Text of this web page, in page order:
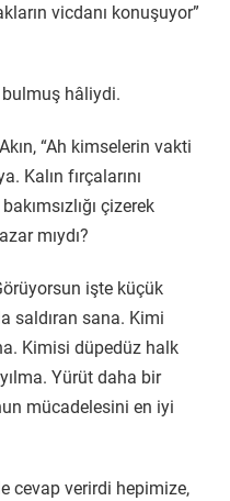
vicdanı konuşuyor”
hâliydi.
“Ah kimselerin vakti
Kalın fırçalarını
çizerek
mıydı?
işte küçük
saldıran sana. Kimi
Kimisi düpedüz halk
Yürüt daha bir
mücadelesini en iyi
cevap verirdi hepimize,